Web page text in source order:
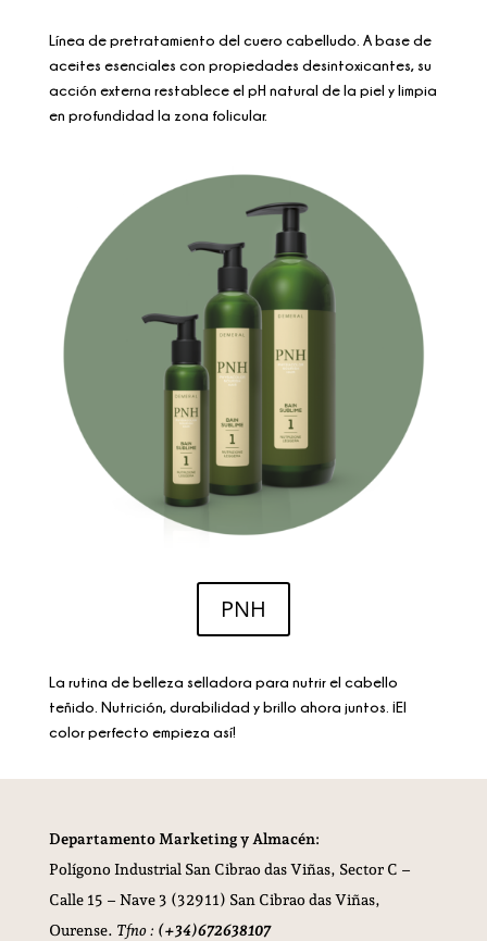
Línea de pretratamiento del cuero cabelludo. A base de
aceites esenciales con propiedades desintoxicantes, su
acción externa restablece el pH natural de la piel y limpia
en profundidad la zona folicular.
PNH
La rutina de belleza selladora para nutrir el cabello
teñido. Nutrición, durabilidad y brillo ahora juntos. ¡El
color perfecto empieza así!
Departamento Marketing y Almacén:
Polígono Industrial San Cibrao das Viñas, Sector C –
Calle 15 – Nave 3 (32911) San Cibrao das Viñas,
Ourense. Tfno : (+34)672638107